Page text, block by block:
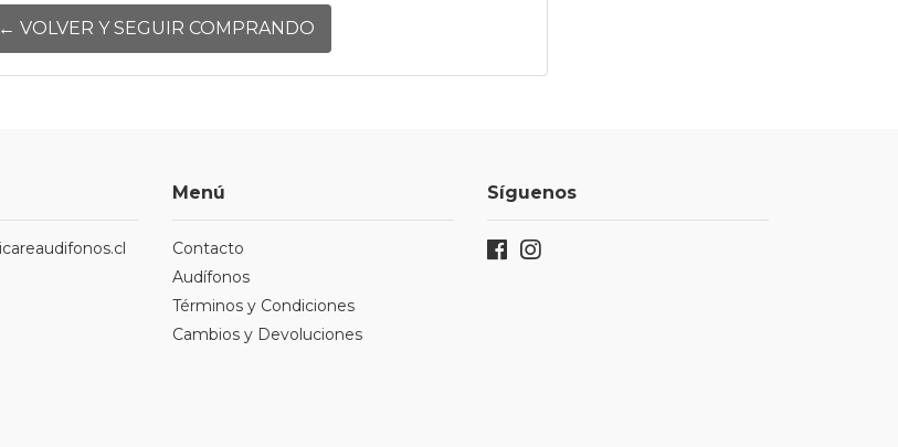
← VOLVER Y SEGUIR COMPRANDO
Menú
Contacto
Audífonos
Términos y Condiciones
Cambios y Devoluciones
Síguenos